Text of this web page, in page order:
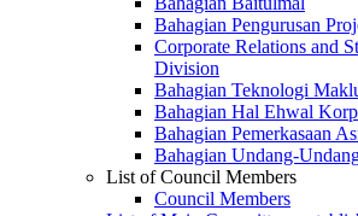
Bahagian Pengurusan
Corporate Relations and
Division
Bahagian Teknologi
Bahagian Hal Ehwal
Bahagian Pemerkasaan
Bahagian Undang-
List of Council Members
Council Members